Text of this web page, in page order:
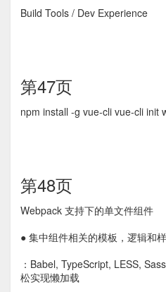
Build Tools / Dev Experience
第47页
npm install -g vue-cli vue-cli init
第48页
Webpack 支持下的单文件组件
● 集中组件相关的模板，逻辑和
：Babel, TypeScript, LESS,
松实现懒加载